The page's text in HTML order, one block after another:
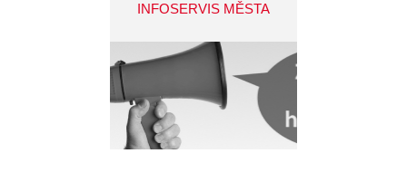
INFOSERVIS MĚSTA